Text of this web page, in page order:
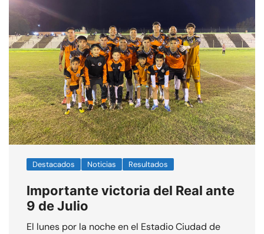
Destacados Noticias Resultados
Importante victoria del Real ante
9 de Julio
El lunes por la noche en el Estadio Ciudad de